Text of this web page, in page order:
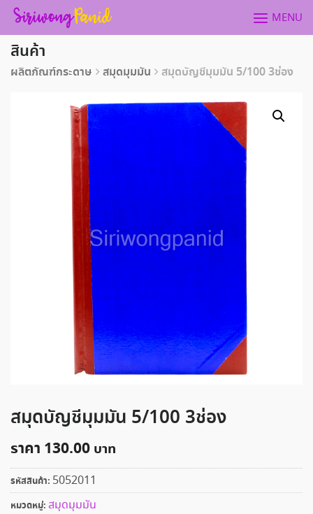
Skip
content
MENU
สินค้า
ผลิตภัณฑ์กระดาษ สมุดมุมมัน สมุดบัญชีมุมมัน 5/100 3ช่อง
สมุดบัญชีมุมมัน 5/100 3ช่อง
ราคา 130.00
รหัสสินค้า: 5052011
หมวดหมู่: สมุดมุมมัน